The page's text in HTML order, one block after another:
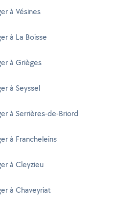
à Vésines
à La Boisse
à Grièges
à Seyssel
à Serrières-de-Briord
à Francheleins
à Cleyzieu
à Chaveyriat